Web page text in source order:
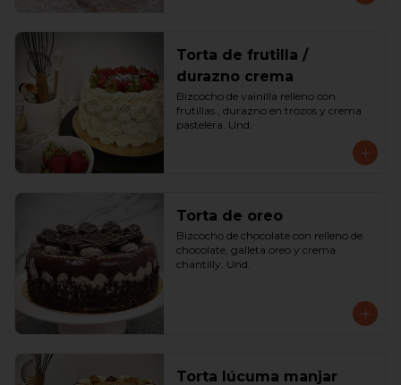
Torta de frutilla /
durazno crema
Bizcocho de vainilla relleno con
frutillas , durazno en trozos y crema
pastelera. Und.
Torta de oreo
Bizcocho de chocolate con relleno de
chocolate, galleta oreo y crema
chantilly. Und.
Torta lúcuma manjar